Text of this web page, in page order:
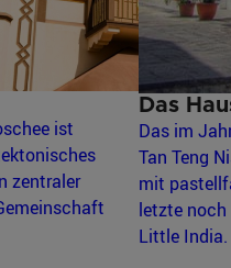
ist
zentraler
Das
Das im
Tan Teng
mit
letzte noch
Little India.